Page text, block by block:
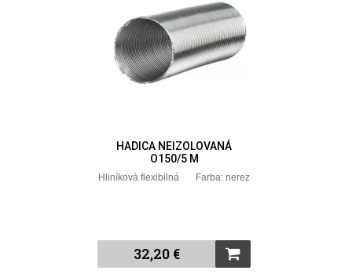
HADICA NEIZOLOVANÁ
O150/5 M
Hliníková flexibilná Farba: nerez
32,20 €